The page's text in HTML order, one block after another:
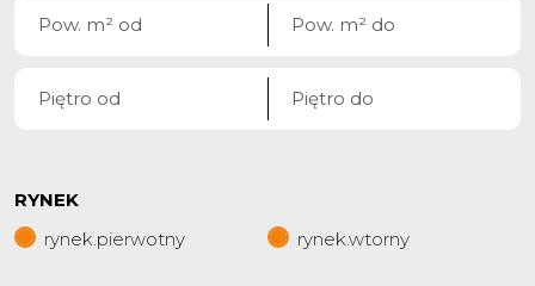
RYNEK
rynek.pierwotny
rynek.wtorny